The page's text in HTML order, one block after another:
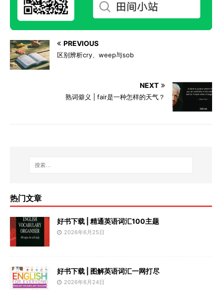
PREVIOUS
区别辨析cry、weep与sob
NEXT
熟词僻义 | fair是一种怎样的天气？
热门文章
好书下载 | 精通英语词汇100主题
2026年6月25日
好书下载 | 图解英语词汇一网打尽
2026年6月24日